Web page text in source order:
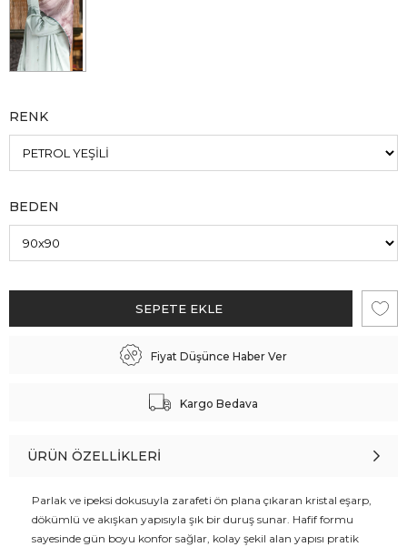
RENK
BEDEN
Fiyat Düşünce Haber Ver
Kargo Bedava
ÜRÜN ÖZELLIKLERI
Parlak ve ipeksi dokusuyla zarafeti ön plana çıkaran kristal eşarp,
dökümlü ve akışkan yapısıyla şık bir duruş sunar. Hafif formu
sayesinde gün boyu konfor sağlar, kolay şekil alan yapısı pratik